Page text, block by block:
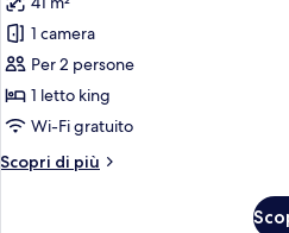
foto
per
Resort
View
Room
King
1 camera
Per 2 persone
1 letto king
Wi-Fi gratuito
Scopri di più
Altri